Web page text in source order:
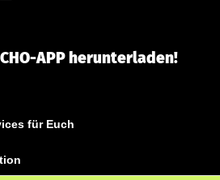
APP herunterladen!
für Euch